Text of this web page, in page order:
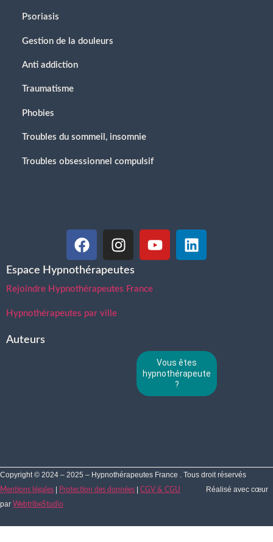
Psoriasis
Gestion de la douleurs
Anti addiction
Traumatisme
Phobies
Troubles du sommeil, insomnie
Troubles obsessionnel compulsif
Espace Hypnothérapeutes
Rejoindre Hypnothérapeutes France
Hypnothérapeutes par ville
Auteurs
Vous êtes
hypnothérapeute
?
Copyright © 2024 – 2025 – Hypnothérapeutes France . Tous droit réservés
Mentions légales Protection des données CGV & CGU
Réalisé avec cœur
par WebtribeStudio